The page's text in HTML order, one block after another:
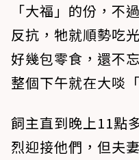
「大福」的份，不
反抗，牠就順勢吃
好幾包零食，還不
整個下午就在大啖
飼主直到晚上11點
烈迎接他們，但夫